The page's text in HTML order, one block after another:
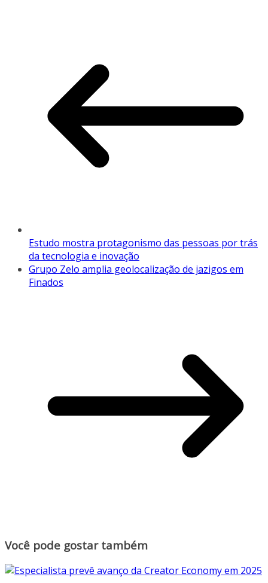
Estudo mostra protagonismo das pessoas por trás
da tecnologia e inovação
Grupo Zelo amplia geolocalização de jazigos em
Finados
Você pode gostar também